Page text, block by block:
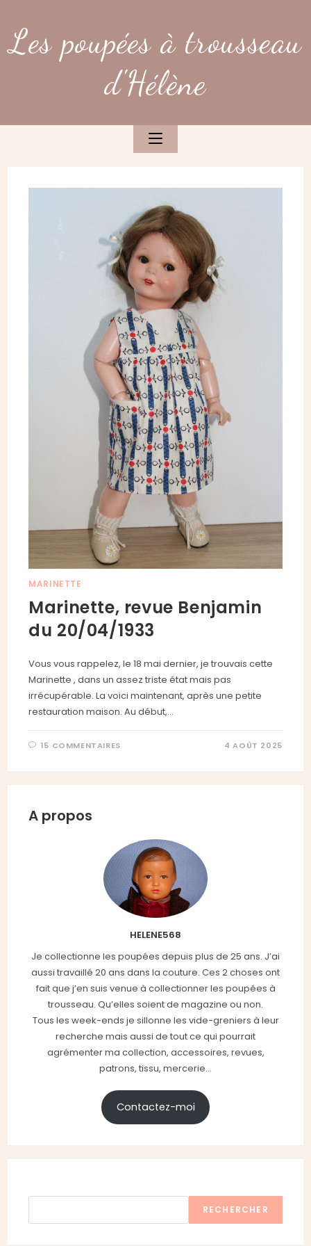
content
Les poupées à trousseau
d'Hélène
MARINETTE
Marinette, revue Benjamin
du 20/04/1933
Vous vous rappelez, le 18 mai dernier, je trouvais cette
Marinette , dans un assez triste état mais pas
irrécupérable. La voici maintenant, après une petite
restauration maison. Au début,…
15 COMMENTAIRES 4 AOÛT 2025
A propos
HELENE568
Je collectionne les poupées depuis plus de 25 ans. J’ai
aussi travaillé 20 ans dans la couture. Ces 2 choses ont
fait que j’en suis venue à collectionner les poupées à
trousseau. Qu’elles soient de magazine ou non.
Tous les week-ends je sillonne les vide-greniers à leur
recherche mais aussi de tout ce qui pourrait
agrémenter ma collection, accessoires, revues,
patrons, tissu, mercerie...
Contactez-moi
RECHERCHER